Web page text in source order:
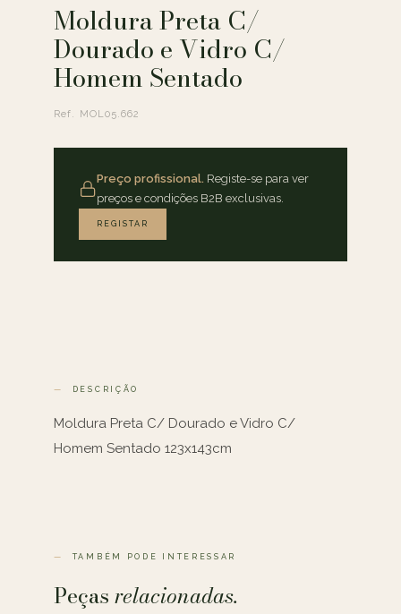
Moldura Preta C/
Dourado e Vidro C/
Homem Sentado
Ref. MOL05.662
Preço profissional. Registe-se para ver
preços e condições B2B exclusivas.
REGISTAR
DESCRIÇÃO
Moldura Preta C/ Dourado e Vidro C/
Homem Sentado 123x143cm
TAMBÉM PODE INTERESSAR
Peçasrelacionadas.